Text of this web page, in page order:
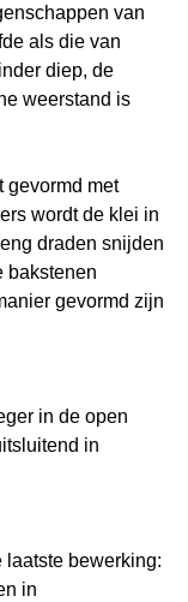
van
als die van
diep, de
weerstand is
gevormd met
wordt de klei in
draden snijden
bakstenen
gevormd zijn
in de open
in
laatste bewerking:
in